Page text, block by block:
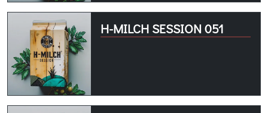
H-MILCH SESSION 051